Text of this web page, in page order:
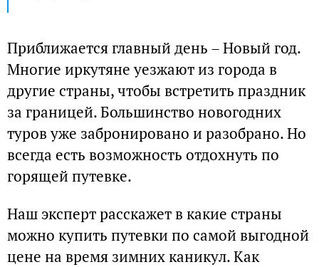
Приближается главный день – Новый год.
Многие иркутяне уезжают из города в
другие страны, чтобы встретить праздник
за границей. Большинство новогодних
туров уже забронировано и разобрано. Но
всегда есть возможность отдохнуть по
горящей путевке.
Наш эксперт расскажет в какие страны
можно купить путевки по самой выгодной
цене на время зимних каникул. Как